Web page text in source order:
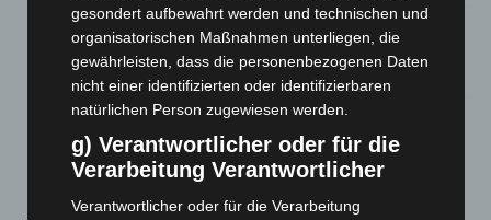
Gasleitung bei McDonald’s-Umbau in Langenhagen
beschädigt
5. August 2026
Anklage nach Abschaltung von „Archetyp Market“ erhoben
3. August 2026
gesondert aufbewahrt werden und technischen und
organisatorischen Maßnahmen unterliegen, die
gewährleisten, dass die personenbezogenen Daten
nicht einer identifizierten oder identifizierbaren
natürlichen Person zugewiesen werden.
g) Verantwortlicher oder für die
Verarbeitung Verantwortlicher
Verantwortlicher oder für die Verarbeitung